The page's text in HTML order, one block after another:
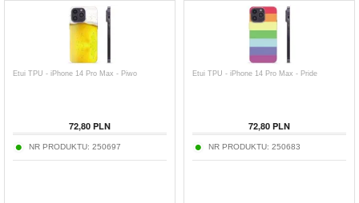
Etui TPU - iPhone 14 Pro Max - Piwo
72,80 PLN
NR PRODUKTU: 250697
Etui TPU - iPhone 14 Pro Max - Pride
72,80 PLN
NR PRODUKTU: 250683